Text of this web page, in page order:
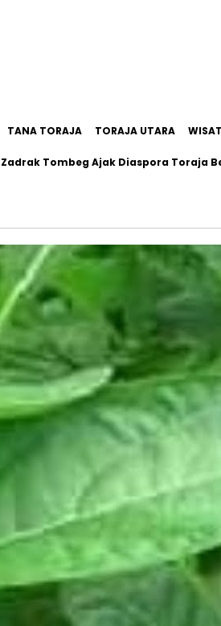
TANA TORAJA TORAJA UTARA
Tombeg Ajak Diaspora Toraja